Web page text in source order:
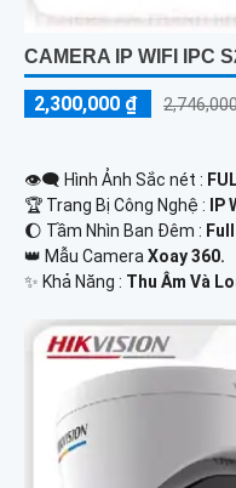
CAMERA IP WIFI IPC
2,300,000 ₫
👁️‍🗨 Hình Ảnh Sắc nét :
🏆 Trang Bị Công Nghệ :
IP
🌔 Tầm Nhìn Ban Đêm :
👑 Mẫu CameraXoay 360.
️✨ Khả Năng : Thu Âm Và